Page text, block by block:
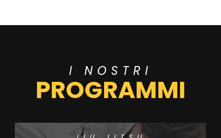
I NOSTRI
PROGRAMMI